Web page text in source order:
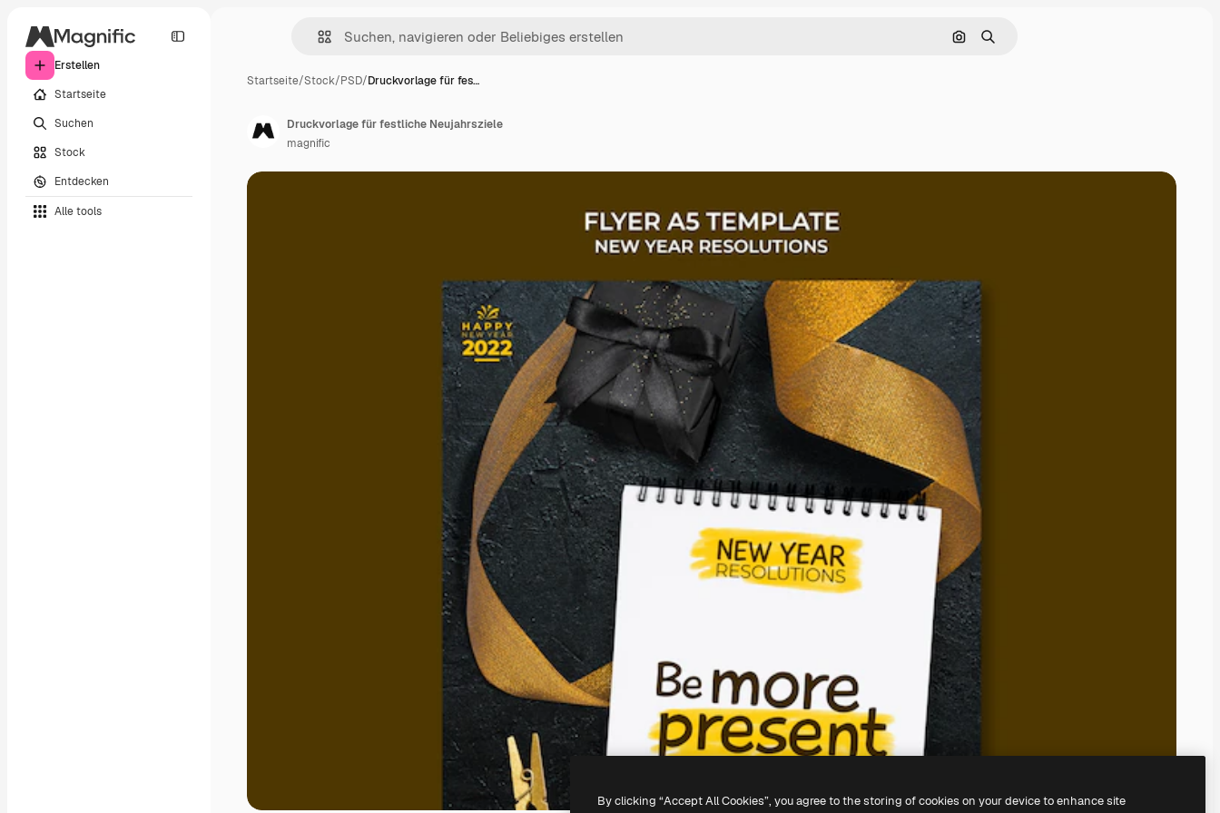
Erstellen
Startseite
Suchen
Stock
Entdecken
Alle tools
Nach Bild suchen
Suchen
Startseite/Stock/PSD/Druckvorlage für fes…
Druckvorlage für festliche Neujahrsziele
magnific
By clicking “Accept All Cookies”, you agree to the storing of cookies on your device to enhance site